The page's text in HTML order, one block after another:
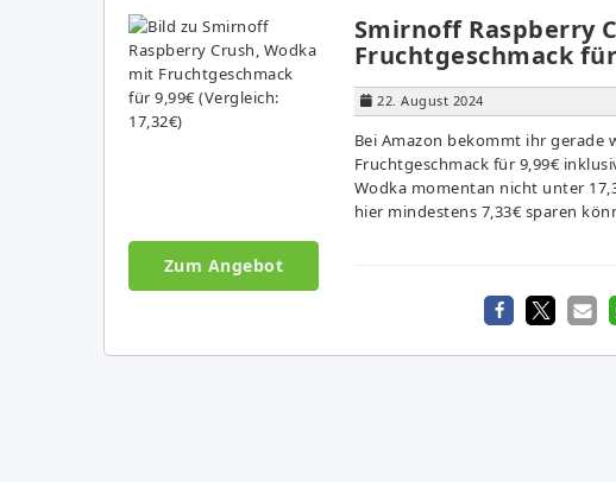
Smirnoff Raspberry
Fruchtgeschmack
22. August 2024
Bei Amazon bekommt ihr gerade
Fruchtgeschmack für 9,99€
Wodka momentan nicht unter
hier mindestens 7,33€ sparen
Zum Angebot